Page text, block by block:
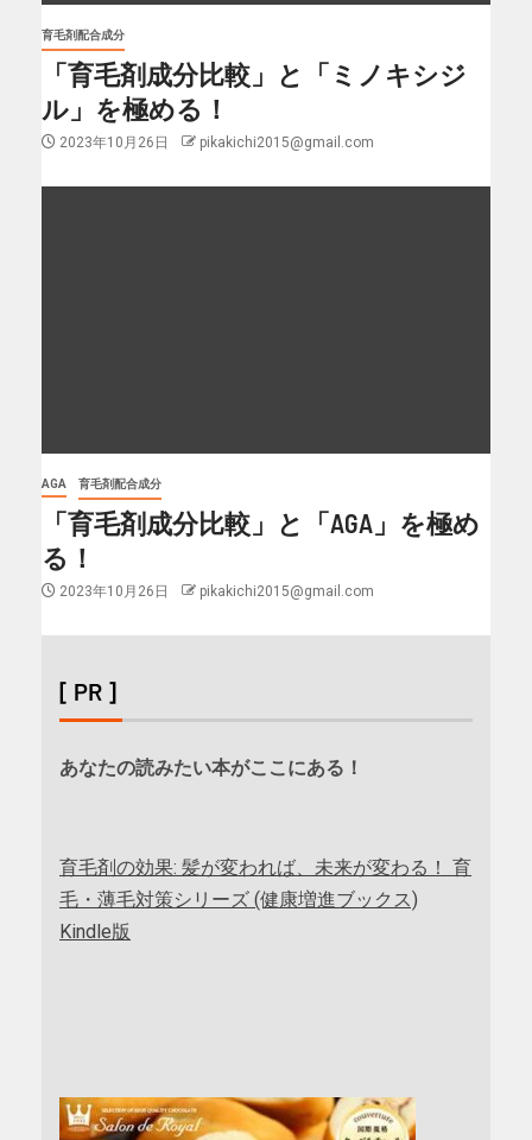
育毛剤配合成分
「育毛剤成分比較」と「ミノキシジ
ル」を極める！
2023年10月26日 pikakichi2015@gmail.com
AGA 育毛剤配合成分
「育毛剤成分比較」と「AGA」を極め
る！
2023年10月26日 pikakichi2015@gmail.com
[ PR ]
あなたの読みたい本がここにある！
育毛剤の効果: 髪が変われば、未来が変わる！ 育
毛・薄毛対策シリーズ (健康増進ブックス)
Kindle版